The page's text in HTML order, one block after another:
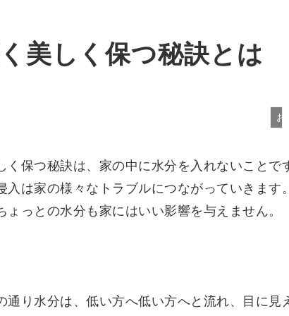
美しく保つ秘訣とは
お
く保つ秘訣は、家の中に水分を入れないことで
入は家の様々なトラブルにつながっていきます。
ょっとの水分も家にはいい影響を与えません。
通り水分は、低い方へ低い方へと流れ、目に